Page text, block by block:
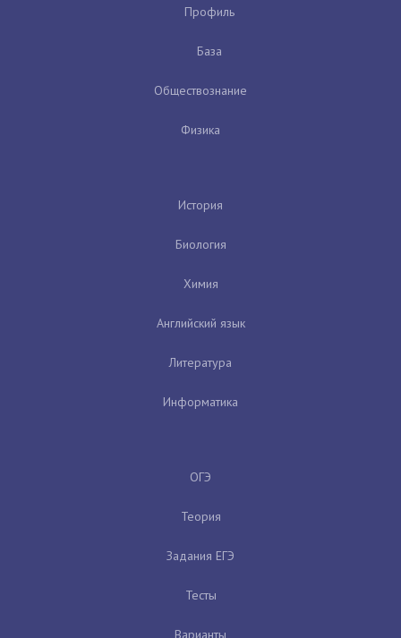
Профиль
База
Обществознание
Физика
История
Биология
Химия
Английский язык
Литература
Информатика
ОГЭ
Теория
Задания ЕГЭ
Тесты
Варианты